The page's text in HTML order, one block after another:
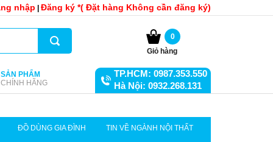
nhập Đăng ký *( Đặt hàng Không cần đăng ký)
0
Giỏ hàng
SẢN PHẨM
CHÍNH HÃNG
TP.HCM: 0987.353.550
Hà Nội: 0932.268.131
ĐỒ DÙNG GIA ĐÌNH TIN VỀ NGÀNH NỘI THẤT